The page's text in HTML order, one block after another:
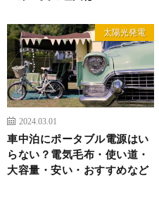
太陽光発電
2024.03.01
車中泊にポータブル電源はい
らない？電気毛布・使い道・
大容量・安い・おすすめなど